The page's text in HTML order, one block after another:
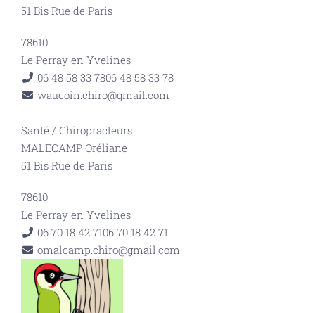
51 Bis Rue de Paris
78610
Le Perray en Yvelines
06 48 58 33 7806 48 58 33 78
waucoin.chiro@gmail.com
Santé / Chiropracteurs
MALECAMP Oréliane
51 Bis Rue de Paris
78610
Le Perray en Yvelines
06 70 18 42 7106 70 18 42 71
omalcamp.chiro@gmail.com